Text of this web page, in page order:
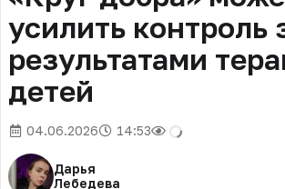
усилить контроль
результатами
детей
04.06.2026 14:53
Дарья
Лебедева